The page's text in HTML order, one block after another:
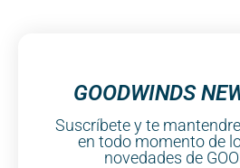
GOODWINDS
Suscríbete y te
en todo momento de
novedades de